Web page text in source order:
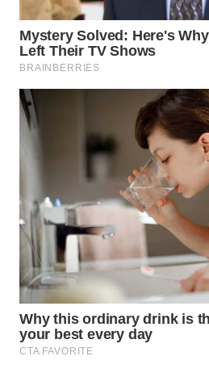
WN
KARO
WN
SIMALUNGUN
LABUHANBATU
WN
TAPANULI
TENGAH
WN DELI
SERDANG
WN